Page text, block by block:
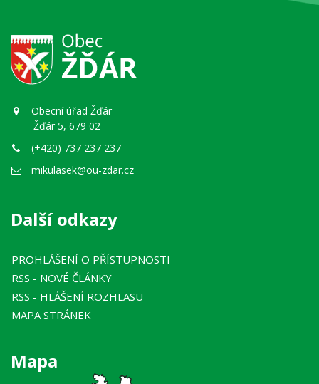
Obecní úřad Žďár
Žďár 5, 679 02
(+420) 737 237 237
mikulasek@ou-zdar.cz
Další odkazy
PROHLÁŠENÍ O PŘÍSTUPNOSTI
RSS - NOVÉ ČLÁNKY
RSS - HLÁŠENÍ ROZHLASU
MAPA STRÁNEK
Mapa